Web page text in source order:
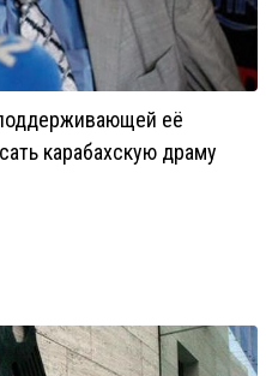
её
карабахскую драму